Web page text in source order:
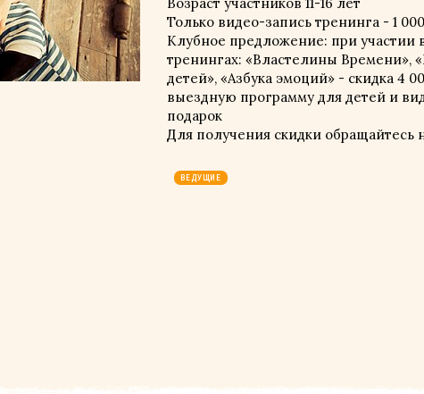
Только видео-запись тренинга - 1
Клубное предложение: при участии
тренингах: «Властелины Времени»,
детей», «Азбука эмоций» - скидка 4
выездную программу для детей и
подарок
Для получения скидки обращайтесь
ВЕДУЩИЕ